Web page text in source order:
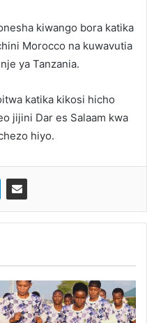
kiwango bora katika
Morocco na kuwavutia
ya Tanzania.
katika kikosi hicho
jijini Dar es Salaam kwa
hiyo.